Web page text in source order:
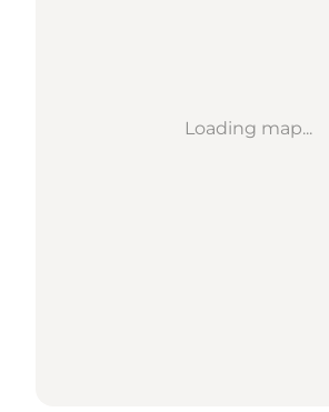
Loading map...